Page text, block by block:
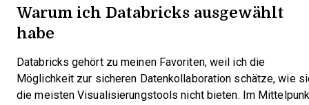
Warum ich Databricks ausgewählt
habe
Databricks gehört zu meinen Favoriten, weil ich die
Möglichkeit zur sicheren Datenkollaboration schätze, wie
die meisten Visualisierungstools nicht bieten. Im